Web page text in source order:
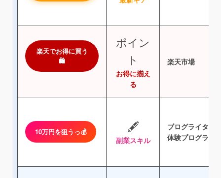
楽天でお得に買う
🛍️
ポイン
ト
お得に揃え
る
楽天市場
10万円を狙うっ💰 🖋️
副業スキル
ブログライター
体験プログラム